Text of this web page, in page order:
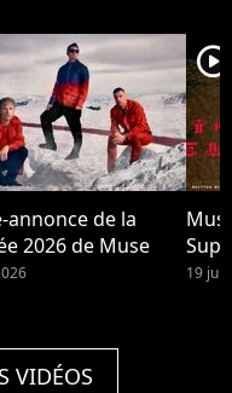
annonce de la
2026 de Muse
player2
19
VIDÉOS